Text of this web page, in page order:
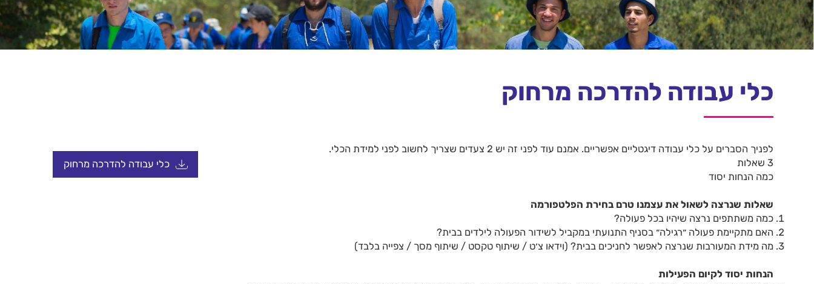
כלי עבודה להדרכה מרחוק
לפניך הסברים על כלי עבודה דיגטליים אפשריים. אמנם עוד לפני זה יש 2 צעדים שצריך לחשוב לפני למידת הכלי.
3 שאלות
כמה הנחות יסוד
שאלות שנרצה לשאול את עצמנו טרם בחירת הפלטפורמה
כמה משתתפים נרצה שיהיו בכל פעולה?
האם מתקיימת פעולה ״רגילה״ בסניף התנועתי במקביל לשידור הפעולה לילדים בבית?
מה מידת המעורבות שנרצה לאפשר לחניכים בבית? (וידאו צ׳ט / שיתוף טקסט / שיתוף מסך / צפייה בלבד)
הנחות יסוד לקיום הפעילות
כלי עבודה להדרכה מרחוק